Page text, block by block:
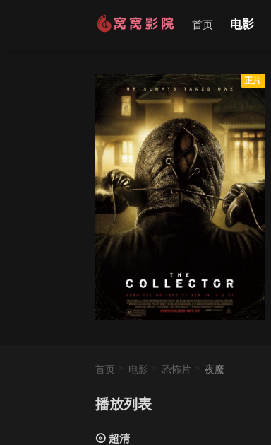
首页 电影
正片
首页 电影 恐怖片 夜魔
播放列表
超清